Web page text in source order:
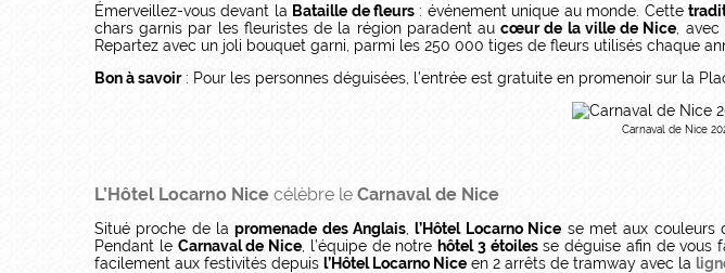
Émerveillez-vous devant la Bataille de fleurs : événement unique au monde. Cette
chars garnis par les fleuristes de la région paradent aucœur de la ville de Nice ,
Repartez avec un joli bouquet garni, parmi les 250 000 tiges de fleurs utilisés chaque
Bon à savoir: Pour les personnes déguisées, l’entrée est gratuite en promenoir sur la
Carnaval de Nice
L’Hôtel Locarno Nice célèbre le Carnaval de Nice
Situé proche de lapromenade des Anglais l’Hôtel Locarno Nice se met aux couleurs
Pendant le Carnaval de Nice , l’équipe de notre hôtel 3 étoilesse déguise afin de vous
facilement aux festivités depuis l’Hôtel Locarno Nice en 2 arrêts de tramway avec la